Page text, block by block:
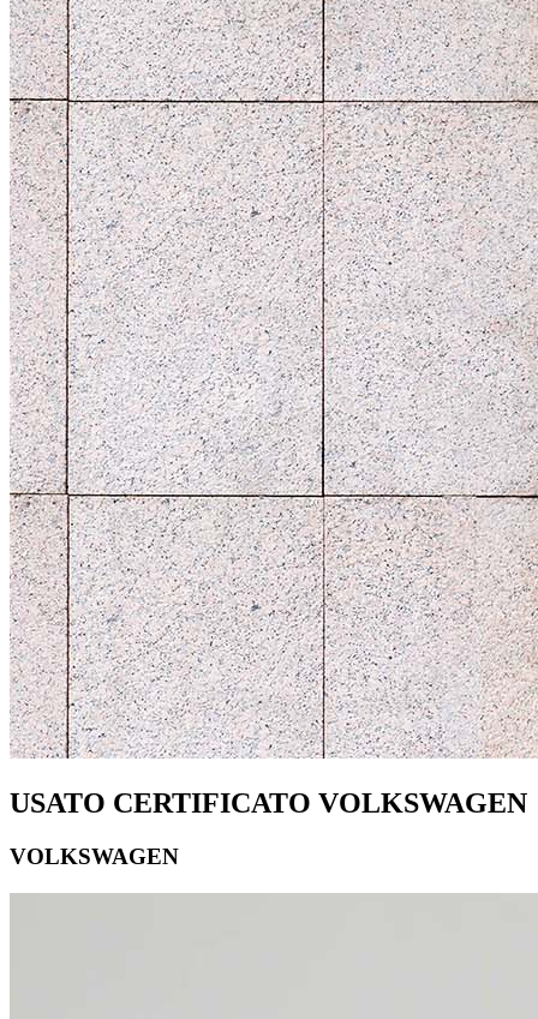
USATO CERTIFICATO VOLKSWAGEN
VOLKSWAGEN